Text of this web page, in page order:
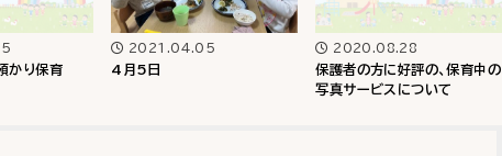
かり保育
2021.04.05
4月5日
2020.08.28
保護者の方に好評の、保育中の
写真サービスについて